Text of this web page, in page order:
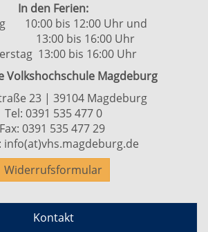
In den Ferien:
10:00 bis 12:00 Uhr und
bis 16:00 Uhr
13:00 bis 16:00 Uhr
Volkshochschule Magdeburg
23 | 39104 Magdeburg
Tel: 0391 535 477 0
Fax: 0391 535 477 29
info(at)vhs.magdeburg.de
Widerrufsformular
Kontakt